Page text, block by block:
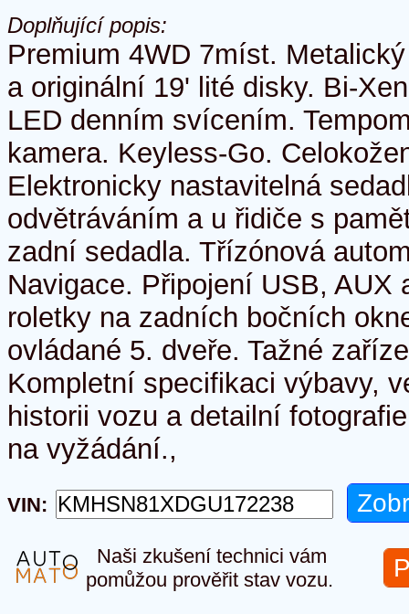
Doplňující popis:
Premium 4WD 7míst.
a originální 19' lité disky. Bi-
LED denním svícením.
kamera. Keyless-Go.
Elektronicky nastavitelná
odvětráváním a u řidiče s
zadní sedadla. Třízónová
Navigace. Připojení USB, AUX
roletky na zadních bočních
ovládané 5. dveře. Tažné
Kompletní specifikaci výbavy,
historii vozu a detailní
na vyžádání.,
VIN:
Naši zkušení technici vám
pomůžou prověřit stav vozu.